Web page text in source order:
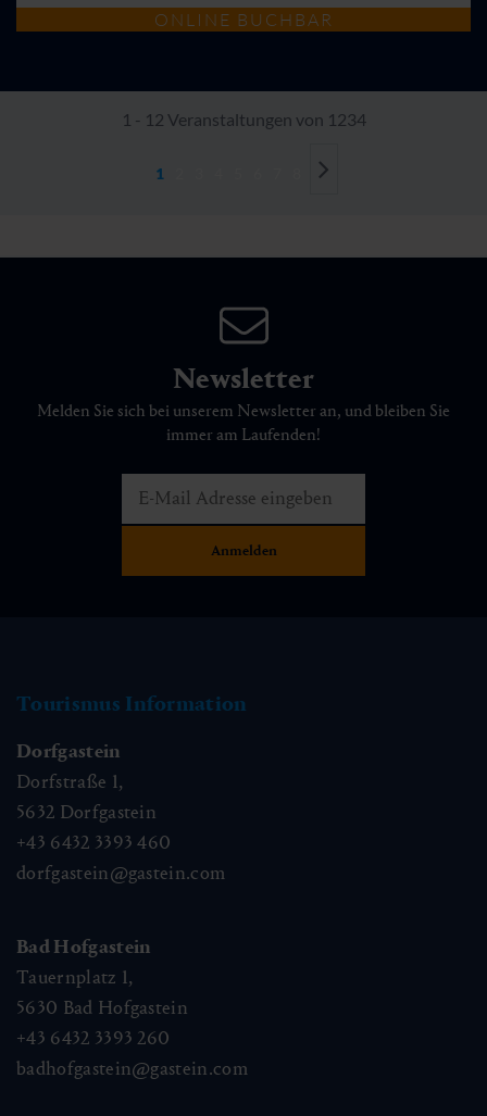
ONLINE BUCHBAR
1 - 12 Veranstaltungen von 1234
1
Newsletter
Melden Sie sich bei unserem Newsletter an, und bleiben Sie
immer am Laufenden!
Tourismus Information
Dorfgastein
Dorfstraße 1,
5632 Dorfgastein
+43 6432 3393 460
dorfgastein@gastein.com
Bad Hofgastein
Tauernplatz 1,
5630 Bad Hofgastein
+43 6432 3393 260
badhofgastein@gastein.com